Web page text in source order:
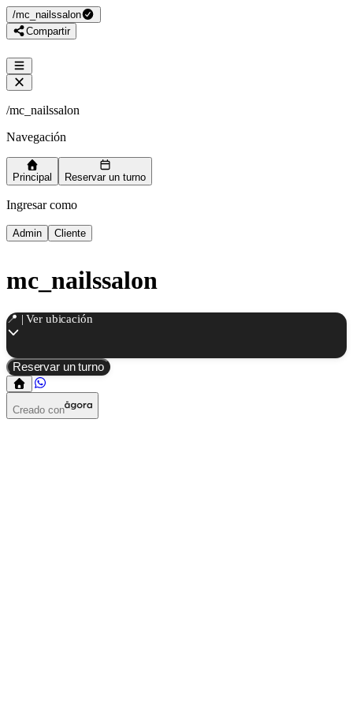
/mc_nailssalon
Compartir
/mc_nailssalon
Navegación
Principal Reservar un turno
Ingresar como
Admin Cliente
mc_nailssalon
📍 | Ver ubicación
Reservar un turno
Creado con